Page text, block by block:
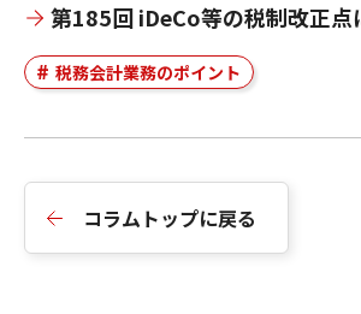
第185回 iDeCo等の税制改正点
税務会計業務のポイント
コラムトップに戻る